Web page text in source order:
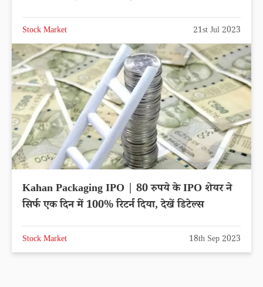
Stock Market 21st Jul 2023
Kahan Packaging IPO | 80 रुपये के IPO शेयर ने
सिर्फ एक दिन में 100% रिटर्न दिया, देखें डिटेल्स
Stock Market 18th Sep 2023